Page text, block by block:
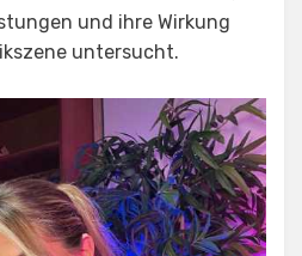
und ihre Wirkung
untersucht.